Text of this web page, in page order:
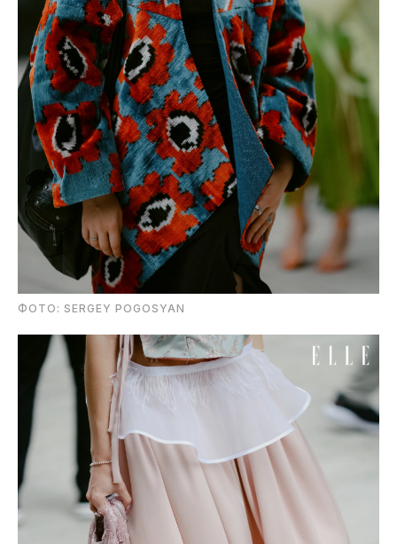
ФОТО: SERGEY POGOSYAN